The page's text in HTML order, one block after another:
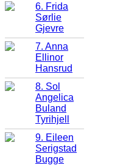
6. Frida
Sørlie
Gjevre
7. Anna
Ellinor
Hansrud
8. Sol
Angelica
Buland
Tyrihjell
9. Eileen
Serigstad
Bugge